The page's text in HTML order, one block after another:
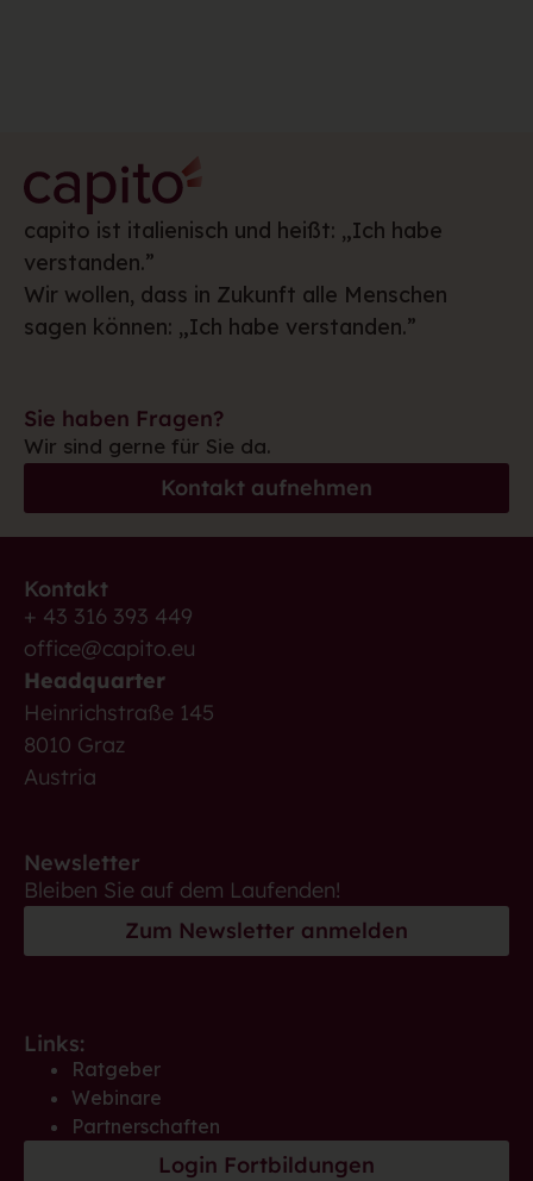
capito ist italienisch und heißt: „Ich habe
verstanden.”
Wir wollen, dass in Zukunft alle Menschen
sagen können: „Ich habe verstanden.”
Sie haben Fragen?
Wir sind gerne für Sie da.
Kontakt aufnehmen
Kontakt
+ 43 316 393 449
office@capito.eu
Headquarter
Heinrichstraße 145
8010 Graz
Austria
Newsletter
Bleiben Sie auf dem Laufenden!
Zum Newsletter anmelden
Links:
Ratgeber
Webinare
Partnerschaften
Login Fortbildungen